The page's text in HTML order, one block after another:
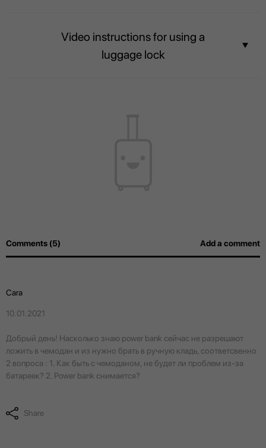
Video instructions for using a
luggage lock
Comments (5) Add a comment
Cara
10.01.2021
Добрый день! Насколько знаю power bank сейчас не разрешают
ложить в чемодан и из нужно брать в ручную кладь, соответсвенно
2 вопроса : 1. Как быть с чемоданом, не будет ли проблем из-за
батареек? 2. Power bank снимается?
Share